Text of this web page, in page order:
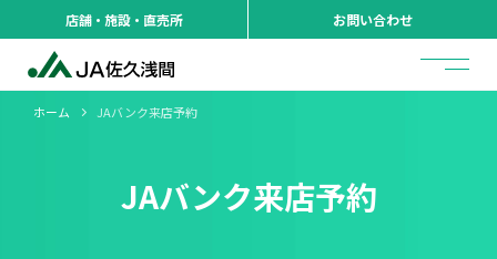
店舗・施設・直売所 お問い合わせ
ホーム JAバンク来店予約
JAバンク来店予約